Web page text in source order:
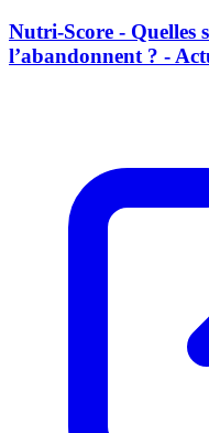
Nutri-Score - Quelles
l’abandonnent ? -